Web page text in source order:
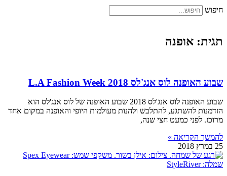
חיפוש
תגית: אופנה
שבוע האופנה לוס אנג'לס L.A Fashion Week 2018
שבוע האופנה לוס אנג'לס 2018 שבוע האופנה של לוס אנג'לס הוא
הזדמנות להשתגע, להתלבש ולהנות מעולמות היופי והאופנה במקום אחד
מרוכז. לפני כמעט חצי שנה,
להמשך הקריאה »
25 במרץ 2018